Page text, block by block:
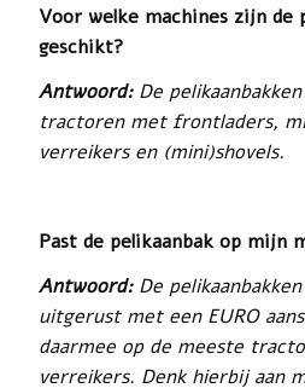
Voor welke machines zijn de
geschikt?
Antwoord:De
tractoren met frontladers,
verreikers en (mini)shovels.
Past de pelikaanbak op mijn
Antwoord:De
uitgerust met een EURO
daarmee op de meeste
verreikers. Denk hierbij aan